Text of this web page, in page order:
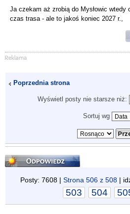
Ja czekam aż zrobią do Mysłowic wtedy
czas trasa - ale to jakoś koniec 2027 r.,
Poprzednia strona
Wyświetl posty nie starsze niż:
Sortuj wg
Odpowiedz
Posty: 7608 | Strona 506 z 508 |
503 504